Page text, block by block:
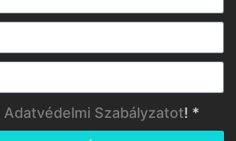
Adatvédelmi Szabályzatot! *